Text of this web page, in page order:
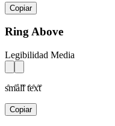
Copiar
Ring Above
Legibilidad Media
s̊m̊ål̊l̊ t̊e̊x̊t̊
Copiar